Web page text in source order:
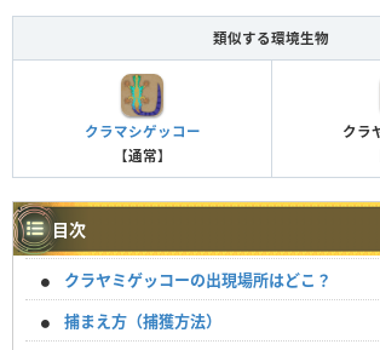
類似する環境生物
クラマシゲッコー
【通常】
クラ
目次
クラヤミゲッコーの出現場所はどこ？
捕まえ方（捕獲方法）